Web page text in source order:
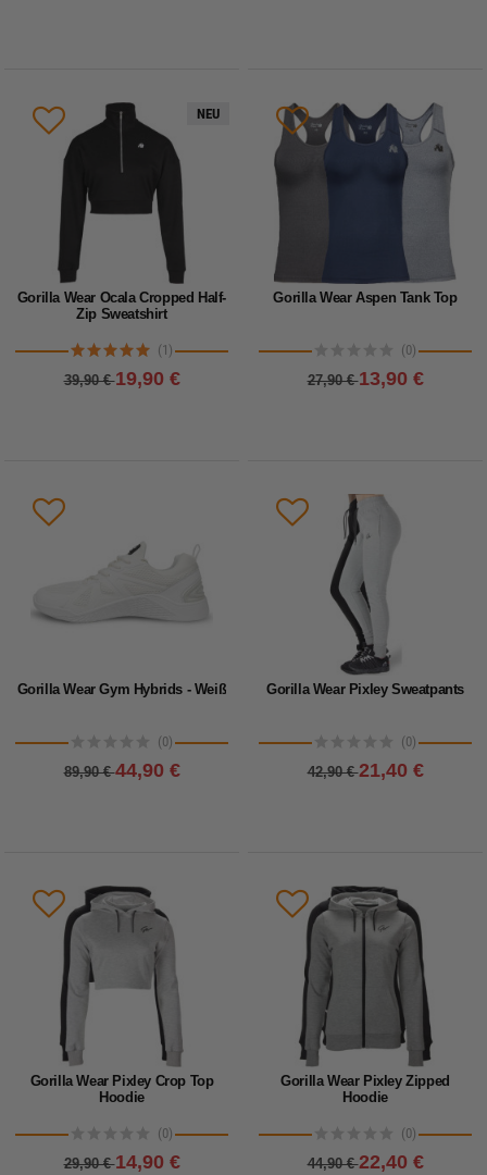
NEU
Gorilla Wear Ocala Cropped Half-
Zip Sweatshirt
(1)
39,90 €19,90 €
Gorilla Wear Aspen Tank Top
(0)
27,90 €13,90 €
Gorilla Wear Gym Hybrids - Weiß
(0)
89,90 €44,90 €
Gorilla Wear Pixley Sweatpants
(0)
42,90 €21,40 €
Gorilla Wear Pixley Crop Top
Hoodie
(0)
29,90 €14,90 €
Gorilla Wear Pixley Zipped
Hoodie
(0)
44,90 €22,40 €